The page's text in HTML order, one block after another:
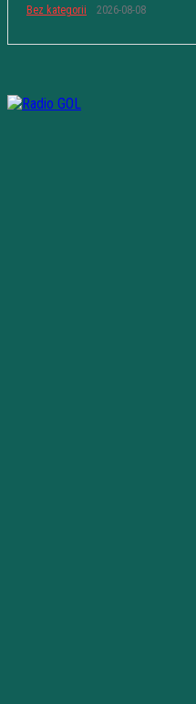
Bez kategorii 2026-08-08